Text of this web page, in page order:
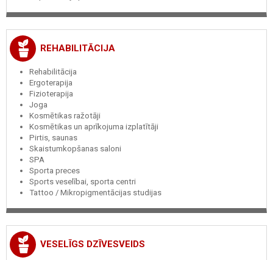
REHABILITĀCIJA
Rehabilitācija
Ergoterapija
Fizioterapija
Joga
Kosmētikas ražotāji
Kosmētikas un aprīkojuma izplatītāji
Pirtis, saunas
Skaistumkopšanas saloni
SPA
Sporta preces
Sports veselībai, sporta centri
Tattoo / Mikropigmentācijas studijas
VESELĪGS DZĪVESVEIDS